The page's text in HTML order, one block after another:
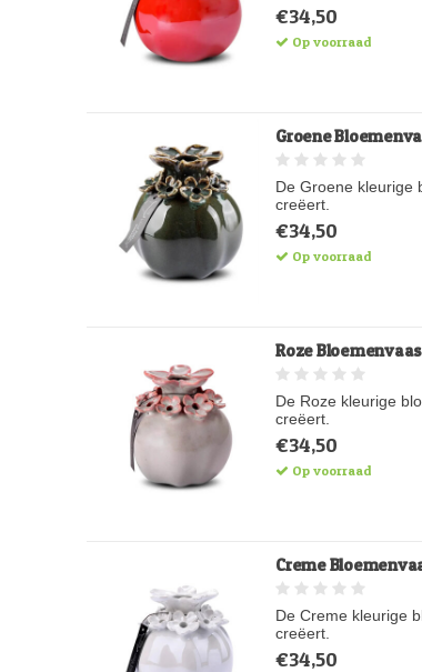
€34,50
Op voorraad
Groene
De Groene kleurige
creëert.
€34,50
Op voorraad
Roze
De Roze kleurige
creëert.
€34,50
Op voorraad
Creme
De Creme kleurige
creëert.
€34,50